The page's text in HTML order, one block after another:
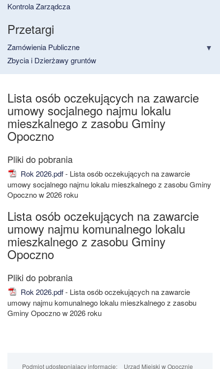
Kontrola Zarządcza
Przetargi
Zamówienia Publiczne
Zbycia i Dzierżawy gruntów
Lista osób oczekujących na zawarcie
umowy socjalnego najmu lokalu
mieszkalnego z zasobu Gminy
Opoczno
Rok 2026.pdf- Lista osób oczekujących na zawarcie
umowy socjalnego najmu lokalu mieszkalnego z zasobu Gminy
Opoczno w 2026 roku
Lista osób oczekujących na zawarcie
umowy najmu komunalnego lokalu
mieszkalnego z zasobu Gminy
Opoczno
Rok 2026.pdf- Lista osób oczekujących na zawarcie
umowy najmu komunalnego lokalu mieszkalnego z zasobu
Gminy Opoczno w 2026 roku
Podmiot udostępniający informacje: Urząd Miejski w Opocznie